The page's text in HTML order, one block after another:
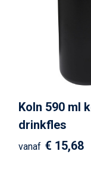
Koln 590 ml
drinkfles
vanaf € 15,68